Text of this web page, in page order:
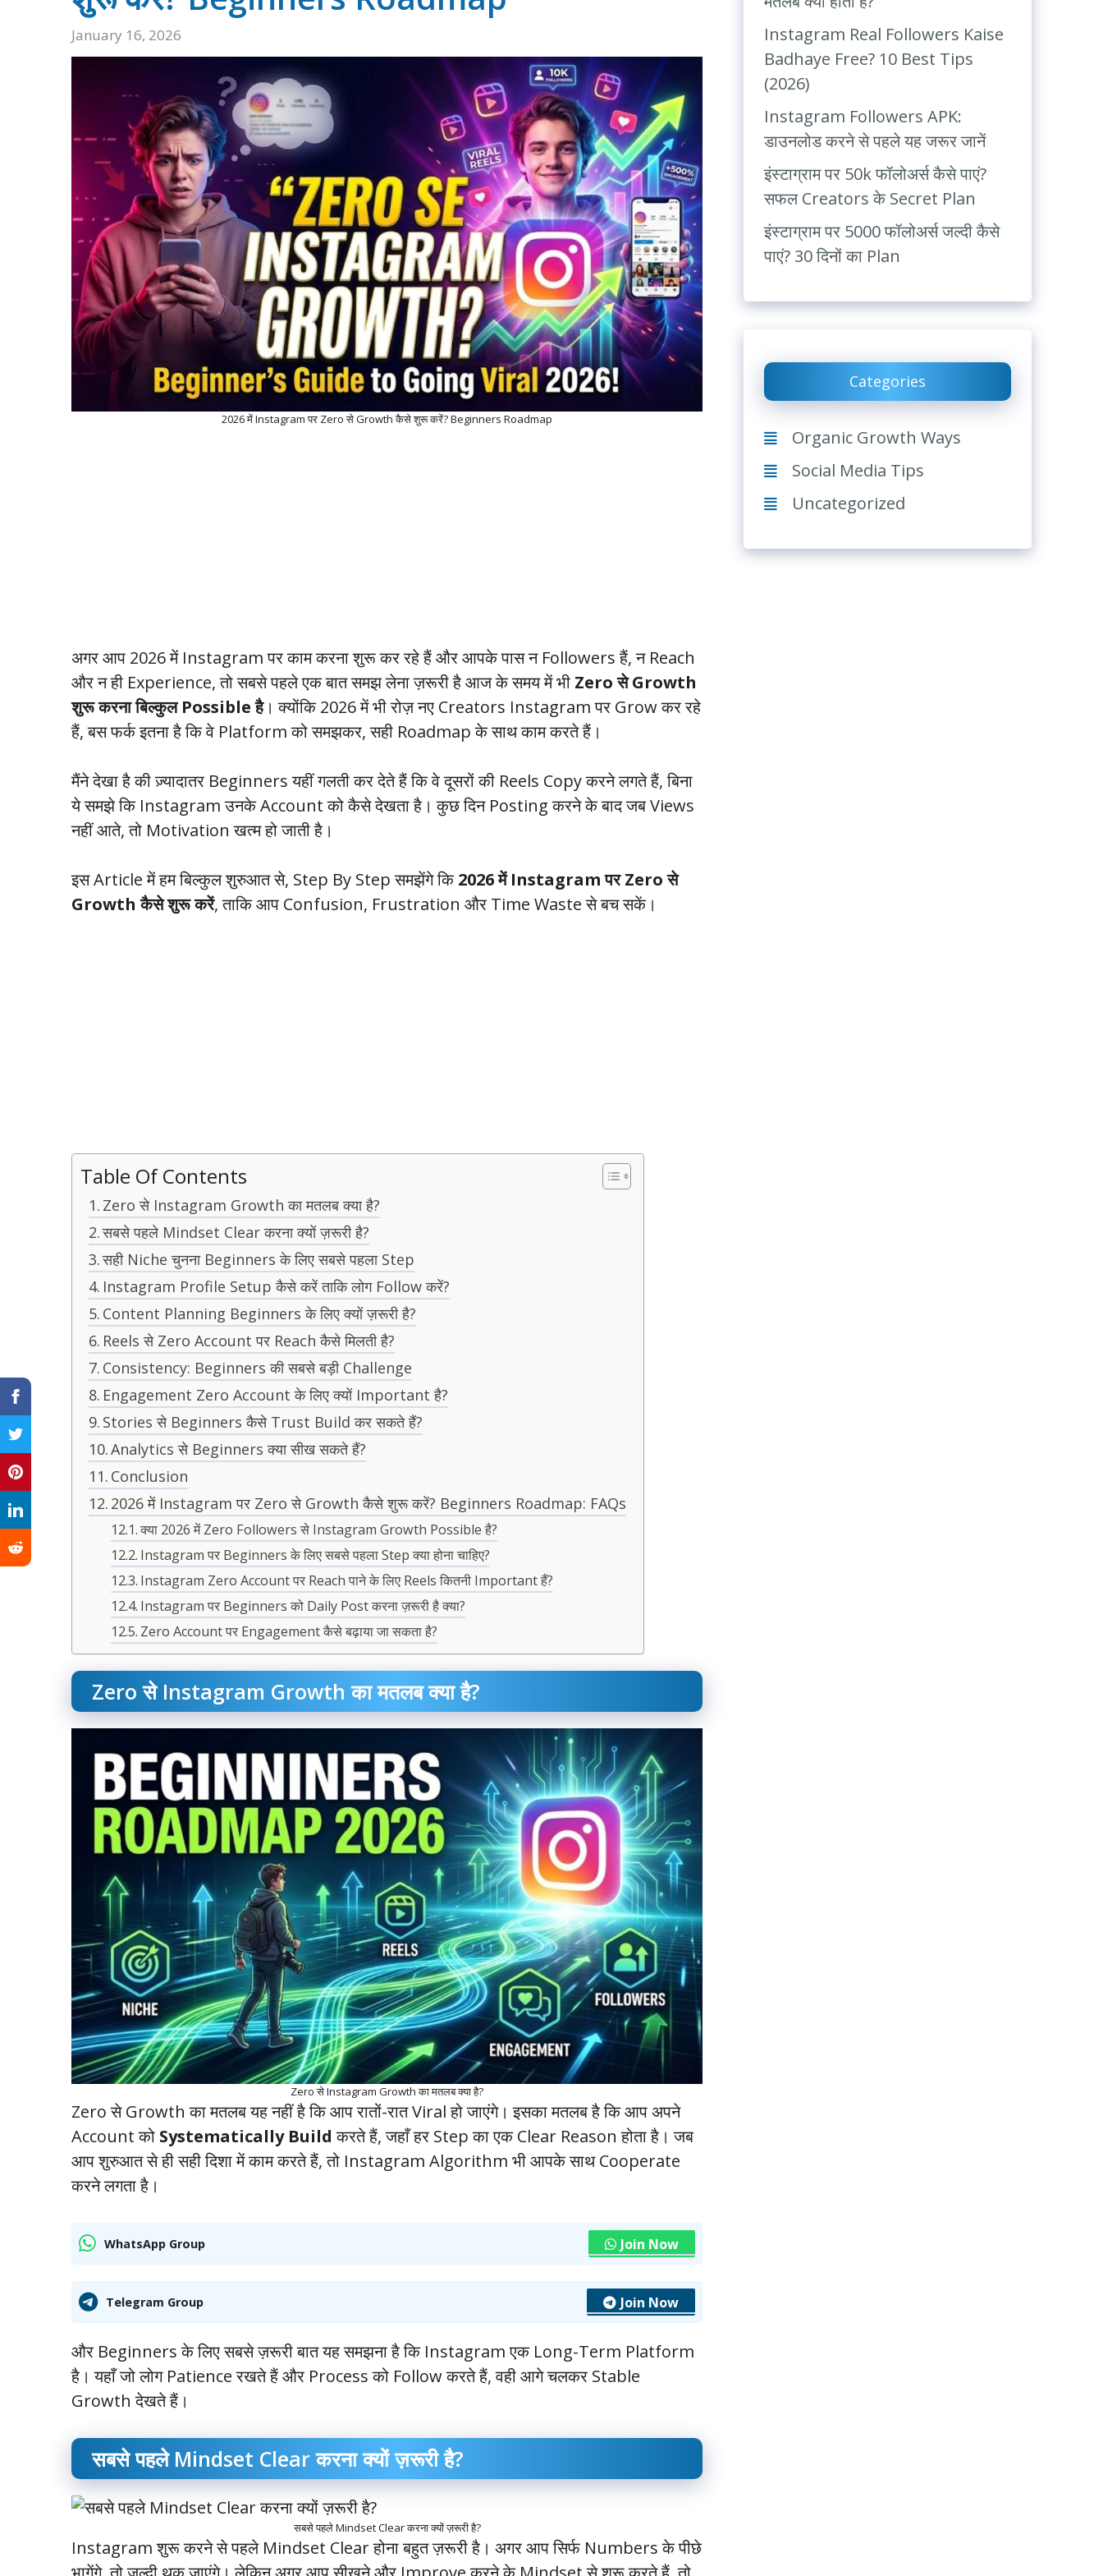
January 16, 2026
2026 में Instagram पर Zero से Growth कैसे शुरू करें? Beginners Roadmap
अगर आप 2026 में Instagram पर काम करना शुरू कर रहे हैं और आपके पास न Followers हैं, न Reach
और न ही Experience, तो सबसे पहले एक बात समझ लेना ज़रूरी है आज के समय में भी Zero से Growth
शुरू करना बिल्कुल Possible है। क्योंकि 2026 में भी रोज़ नए Creators Instagram पर Grow कर रहे
हैं, बस फर्क इतना है कि वे Platform को समझकर, सही Roadmap के साथ काम करते हैं।
मैंने देखा है की ज़्यादातर Beginners यहीं गलती कर देते हैं कि वे दूसरों की Reels Copy करने लगते हैं, बिना
ये समझे कि Instagram उनके Account को कैसे देखता है। कुछ दिन Posting करने के बाद जब Views
नहीं आते, तो Motivation खत्म हो जाती है।
इस Article में हम बिल्कुल शुरुआत से, Step By Step समझेंगे कि2026 में Instagram पर Zero से
Growth कैसे शुरू करें, ताकि आप Confusion, Frustration और Time Waste से बच सकें।
Table Of Contents
Zero से Instagram Growth का मतलब क्या है?
सबसे पहले Mindset Clear करना क्यों ज़रूरी है?
सही Niche चुनना Beginners के लिए सबसे पहला Step
Instagram Profile Setup कैसे करें ताकि लोग Follow करें?
Content Planning Beginners के लिए क्यों ज़रूरी है?
Reels से Zero Account पर Reach कैसे मिलती है?
Consistency: Beginners की सबसे बड़ी Challenge
Engagement Zero Account के लिए क्यों Important है?
Stories से Beginners कैसे Trust Build कर सकते हैं?
Analytics से Beginners क्या सीख सकते हैं?
Conclusion
2026 में Instagram पर Zero से Growth कैसे शुरू करें? Beginners Roadmap: FAQs
क्या 2026 में Zero Followers से Instagram Growth Possible है?
Instagram पर Beginners के लिए सबसे पहला Step क्या होना चाहिए?
Instagram Zero Account पर Reach पाने के लिए Reels कितनी Important हैं?
Instagram पर Beginners को Daily Post करना ज़रूरी है क्या?
Zero Account पर Engagement कैसे बढ़ाया जा सकता है?
Zero से Instagram Growth का मतलब क्या है?
Zero से Instagram Growth का मतलब क्या है?
Zero से Growth का मतलब यह नहीं है कि आप रातों-रात Viral हो जाएंगे। इसका मतलब है कि आप अपने
Account को Systematically Build करते हैं, जहाँ हर Step का एक Clear Reason होता है। जब
आप शुरुआत से ही सही दिशा में काम करते हैं, तो Instagram Algorithm भी आपके साथ Cooperate
करने लगता है।
WhatsApp Group Join Now
Telegram Group Join Now
और Beginners के लिए सबसे ज़रूरी बात यह समझना है कि Instagram एक Long-Term Platform
है। यहाँ जो लोग Patience रखते हैं और Process को Follow करते हैं, वही आगे चलकर Stable
Growth देखते हैं।
सबसे पहले Mindset Clear करना क्यों ज़रूरी है?
सबसे पहले Mindset Clear करना क्यों ज़रूरी है?
Instagram शुरू करने से पहले Mindset Clear होना बहुत ज़रूरी है। अगर आप सिर्फ Numbers के पीछे
Instagram Real Followers Kaise
Badhaye Free? 10 Best Tips
(2026)
Instagram Followers APK:
डाउनलोड करने से पहले यह जरूर जानें
इंस्टाग्राम पर 50k फॉलोअर्स कैसे पाएं?
सफल Creators के Secret Plan
इंस्टाग्राम पर 5000 फॉलोअर्स जल्दी कैसे
पाएं? 30 दिनों का Plan
Categories
Organic Growth Ways
Social Media Tips
Uncategorized